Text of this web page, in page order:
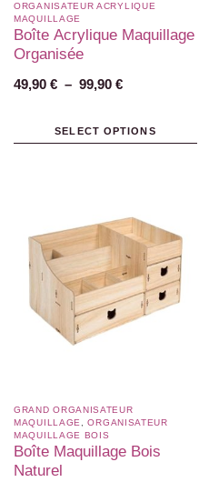
ORGANISATEUR ACRYLIQUE
MAQUILLAGE
Boîte Acrylique Maquillage
Organisée
49,90 € – 99,90 €
SELECT OPTIONS
GRAND ORGANISATEUR
MAQUILLAGE,ORGANISATEUR
MAQUILLAGE BOIS
Boîte Maquillage Bois
Naturel